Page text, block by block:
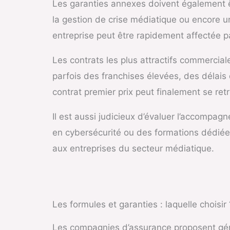
Les garanties annexes doivent
la gestion de crise médiatique ou encore
entreprise peut être rapidement affectée
Les contrats les plus attractifs
parfois des franchises élevées, des
contrat premier prix peut finalement se
Il est aussi judicieux d’évaluer
en cybersécurité ou des formations
aux entreprises du secteur médiatique.
Les formules et garanties : laquelle choisir
Les compagnies d’assurance proposent